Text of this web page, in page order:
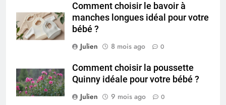
Comment choisir le bavoir à
manches longues idéal pour votre
bébé ?
Julien
8 mois ago 0
Comment choisir la poussette
Quinny idéale pour votre bébé ?
Julien
9 mois ago 0